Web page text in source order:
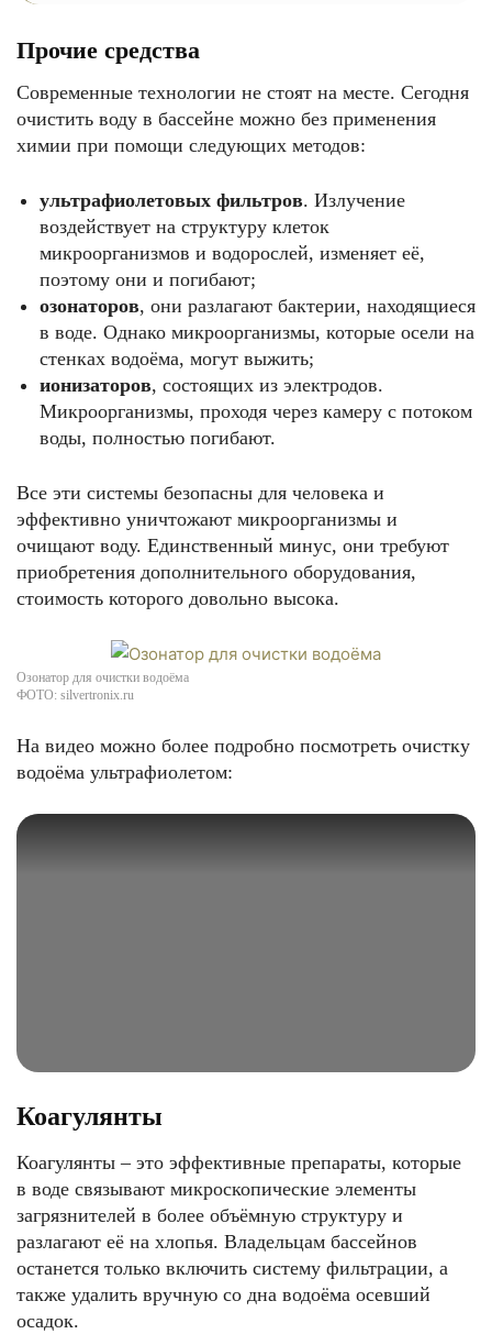
Прочие средства
Современные технологии не стоят на месте. Сегодня
очистить воду в бассейне можно без применения
химии при помощи следующих методов:
ультрафиолетовых фильтров. Излучение
воздействует на структуру клеток
микроорганизмов и водорослей, изменяет её,
поэтому они и погибают;
озонаторов, они разлагают бактерии, находящиеся
в воде. Однако микроорганизмы, которые осели на
стенках водоёма, могут выжить;
ионизаторов, состоящих из электродов.
Микроорганизмы, проходя через камеру с потоком
воды, полностью погибают.
Все эти системы безопасны для человека и
эффективно уничтожают микроорганизмы и
очищают воду. Единственный минус, они требуют
приобретения дополнительного оборудования,
стоимость которого довольно высока.
Озонатор для очистки водоёма
ФОТО: silvertronix.ru
На видео можно более подробно посмотреть очистку
водоёма ультрафиолетом:
Коагулянты
Коагулянты – это эффективные препараты, которые
в воде связывают микроскопические элементы
загрязнителей в более объёмную структуру и
разлагают её на хлопья. Владельцам бассейнов
останется только включить систему фильтрации, а
также удалить вручную со дна водоёма осевший
осадок.